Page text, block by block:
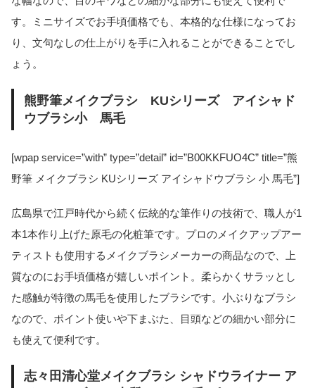
す。ミニサイズでお手頃価格でも、本格的な仕様になってお
り、文句なしの仕上がりを手に入れることができることでし
ょう。
熊野筆メイクブラシ KUシリーズ アイシャド
ウブラシ小 馬毛
[wpap service=”with” type=”detail” id=”B00KKFUO4C” title=”熊
野筆 メイクブラシ KUシリーズ アイシャドウブラシ 小 馬毛”]
広島県で江戸時代から続く伝統的な筆作りの技術で、職人が1
本1本作り上げた原毛の化粧筆です。プロのメイクアップアー
ティストも使用するメイクブラシメーカーの商品なので、上
質なのにお手頃価格が嬉しいポイント。柔らかくサラッとし
た感触が特徴の馬毛を使用したブラシです。小ぶりなブラシ
なので、ポイント使いや下まぶた、目頭などの細かい部分に
も使えて便利です。
志々田清心堂メイクブラシ シャドウライナー ア